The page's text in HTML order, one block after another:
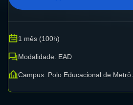
1 mês (100h)
Modalidade: EAD
Campus: Polo Educacional de